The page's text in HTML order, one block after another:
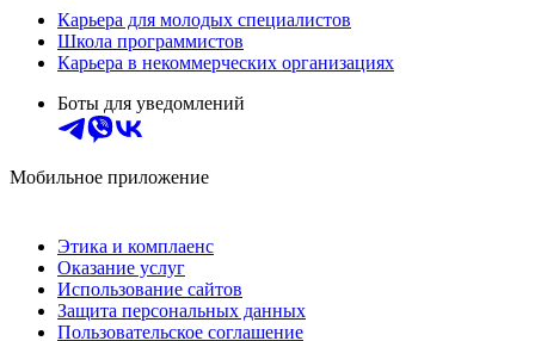
Карьера для молодых специалистов
Школа программистов
Карьера в некоммерческих организациях
Боты для уведомлений
Мобильное приложение
Этика и комплаенс
Оказание услуг
Использование сайтов
Защита персональных данных
Пользовательское соглашение